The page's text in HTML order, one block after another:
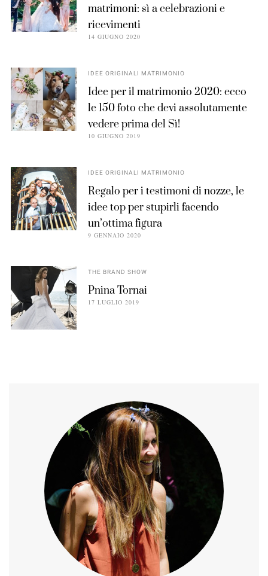
matrimoni: sì a celebrazioni e
ricevimenti
14 GIUGNO 2020
IDEE ORIGINALI MATRIMONIO
Idee per il matrimonio 2020: ecco
le 150 foto che devi assolutamente
vedere prima del Sì!
10 GIUGNO 2019
IDEE ORIGINALI MATRIMONIO
Regalo per i testimoni di nozze, le
idee top per stupirli facendo
un’ottima figura
9 GENNAIO 2020
THE BRAND SHOW
Pnina Tornai
17 LUGLIO 2019